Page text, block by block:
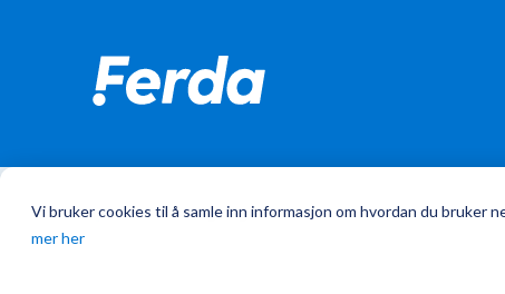
Vi bruker cookies til å samle inn informasjon om hvordan du
mer her
Hjem/Campingvogner